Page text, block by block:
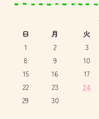
日
月 火
1 2 3
8
9 10
15
16 17
22
23 24
29
30